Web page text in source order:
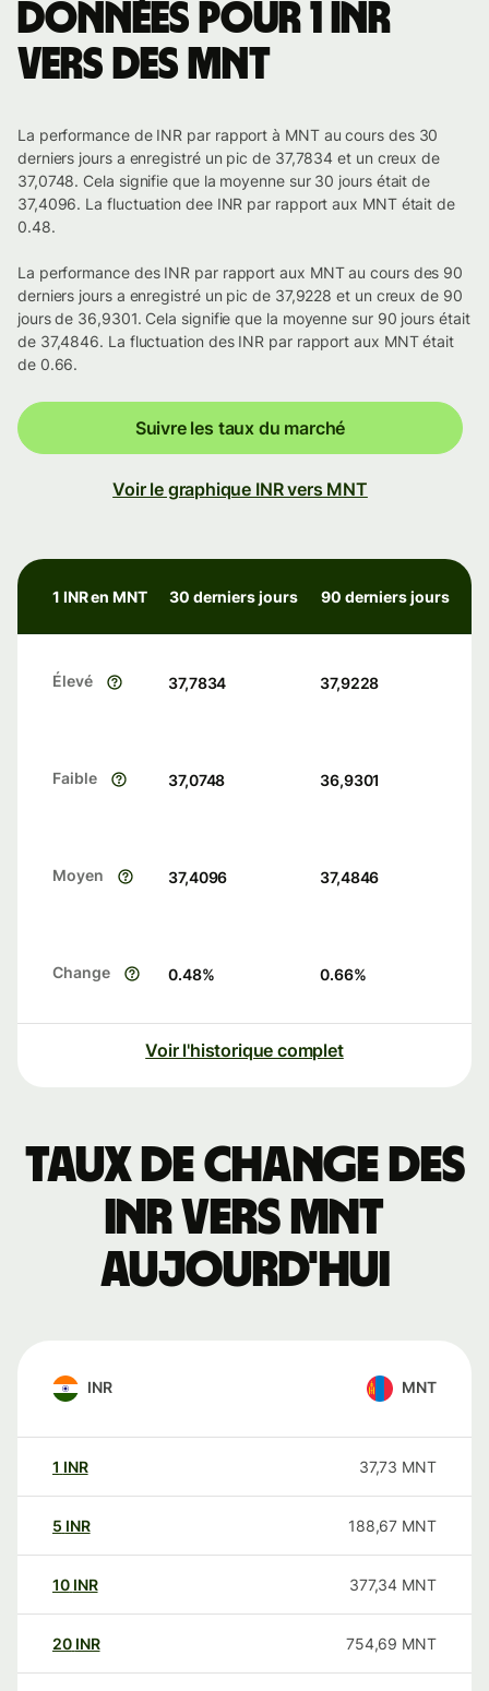
Données pour 1 INR
vers des MNT
La performance de INR par rapport à MNT au cours des 30
derniers jours a enregistré un pic de 37,7834 et un creux de
37,0748. Cela signifie que la moyenne sur 30 jours était de
37,4096. La fluctuation dee INR par rapport aux MNT était de
0.48.
La performance des INR par rapport aux MNT au cours des 90
derniers jours a enregistré un pic de 37,9228 et un creux de 90
jours de 36,9301. Cela signifie que la moyenne sur 90 jours était
de 37,4846. La fluctuation des INR par rapport aux MNT était
de 0.66.
Suivre les taux du marché
Voir le graphique INR vers MNT
1 INR en MNT 30 derniers jours 90 derniers jours
Élevé 37,7834 37,9228
Faible 37,0748 36,9301
Moyen 37,4096 37,4846
Change 0.48% 0.66%
Voir l'historique complet
Taux de change des
INR vers MNT
aujourd'hui
INR MNT
1 INR 37,73 MNT
5 INR 188,67 MNT
10 INR 377,34 MNT
20 INR 754,69 MNT